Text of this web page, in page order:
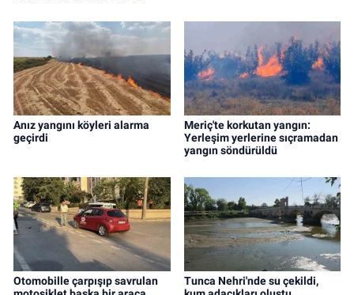
Anız yangını köyleri alarma
geçirdi
Meriç'te korkutan yangın:
Yerleşim yerlerine sıçramadan
yangın söndürüldü
Otomobille çarpışıp savrulan
Tunca Nehri'nde su çekildi,